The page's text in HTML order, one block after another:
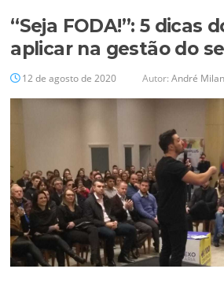
“Seja FODA!”: 5 dicas
aplicar na gestão do
12 de agosto de 2020 Autor:André